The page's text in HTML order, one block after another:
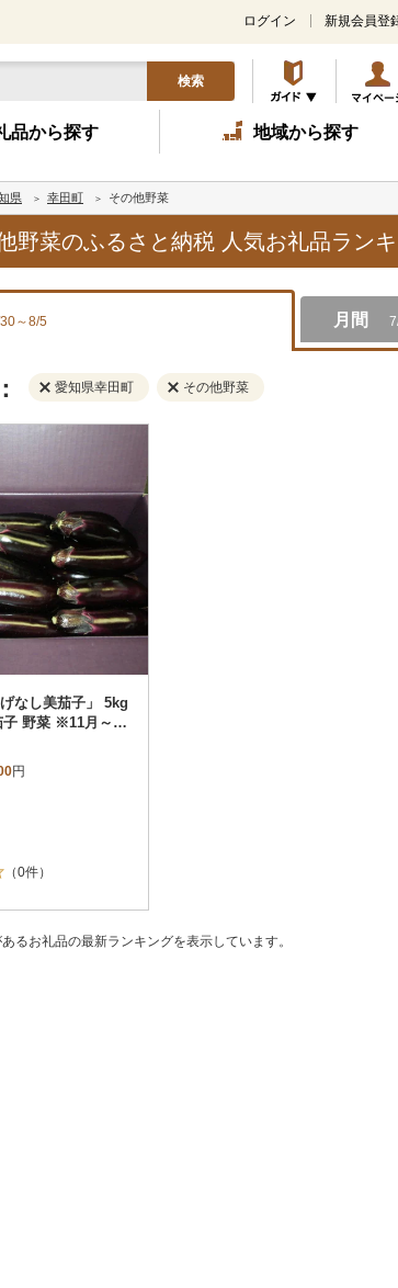
ログイン 新規会員登
検索
品から探す 地域から探す
県 幸田町 その他野菜
野菜のふるさと納税 人気お礼品ランキ
～8/5 月間
愛知県幸田町 その他野菜
なし美茄子」 5kg
子 野菜 ※11月～6
発送予定
円
（0件）
るお礼品の最新ランキングを表示しています。